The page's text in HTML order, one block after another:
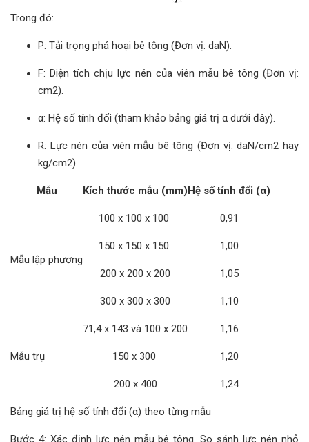
Trong đó:
P: Tải trọng phá hoại bê tông (Đơn vị: daN).
F: Diện tích chịu lực nén của viên mẫu bê tông (Đơn vị:
cm2).
α: Hệ số tính đổi (tham khảo bảng giá trị α dưới đây).
R: Lực nén của viên mẫu bê tông (Đơn vị: daN/cm2 hay
kg/cm2).
Mẫu Kích thước mẫu (mm)Hệ số tính đổi (α)
Mẫu lập phương
100 x 100 x 100 0,91
150 x 150 x 150 1,00
200 x 200 x 200 1,05
300 x 300 x 300 1,10
Mẫu trụ
71,4 x 143 và 100 x 200 1,16
150 x 300 1,20
200 x 400 1,24
Bảng giá trị hệ số tính đổi (α) theo từng mẫu
Bước 4: Xác định lực nén mẫu bê tông. So sánh lực nén nhỏ